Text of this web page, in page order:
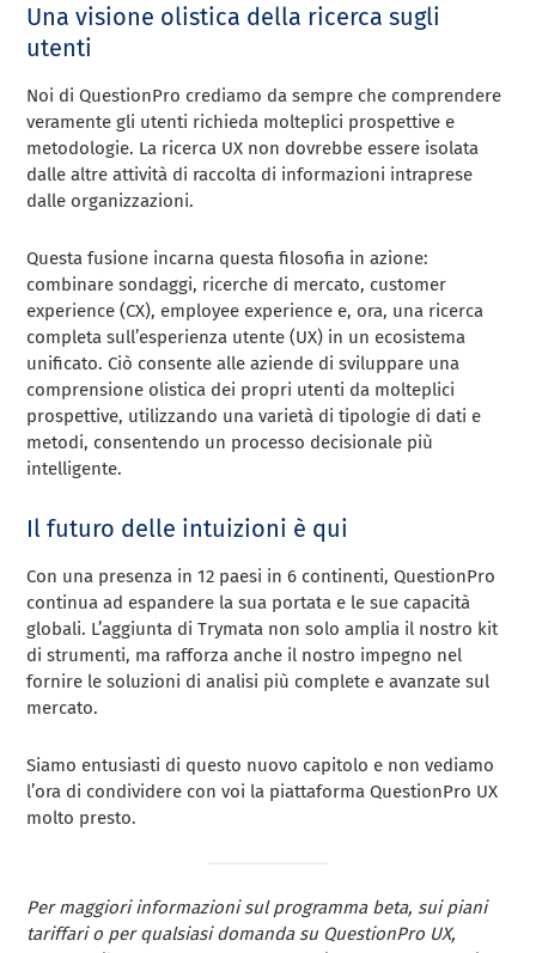
Una visione olistica della ricerca sugli
utenti
Noi di QuestionPro crediamo da sempre che comprendere
veramente gli utenti richieda molteplici prospettive e
metodologie. La ricerca UX non dovrebbe essere isolata
dalle altre attività di raccolta di informazioni intraprese
dalle organizzazioni.
Questa fusione incarna questa filosofia in azione:
combinare sondaggi, ricerche di mercato, customer
experience (CX), employee experience e, ora, una ricerca
completa sull’esperienza utente (UX) in un ecosistema
unificato. Ciò consente alle aziende di sviluppare una
comprensione olistica dei propri utenti da molteplici
prospettive, utilizzando una varietà di tipologie di dati e
metodi, consentendo un processo decisionale più
intelligente.
Il futuro delle intuizioni è qui
Con una presenza in 12 paesi in 6 continenti, QuestionPro
continua ad espandere la sua portata e le sue capacità
globali. L’aggiunta di Trymata non solo amplia il nostro kit
di strumenti, ma rafforza anche il nostro impegno nel
fornire le soluzioni di analisi più complete e avanzate sul
mercato.
Siamo entusiasti di questo nuovo capitolo e non vediamo
l’ora di condividere con voi la piattaforma QuestionPro UX
molto presto.
Per maggiori informazioni sul programma beta, sui piani
tariffari o per qualsiasi domanda su QuestionPro UX,